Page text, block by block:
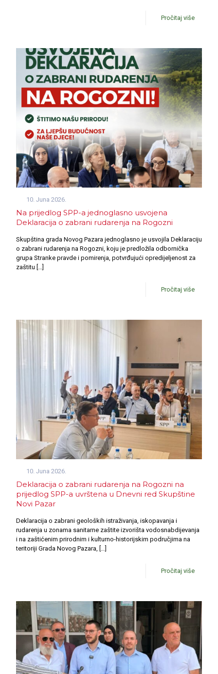
Pročitaj više
10. Juna 2026.
Na prijedlog SPP-a jednoglasno usvojena
Deklaracija o zabrani rudarenja na Rogozni
Skupština grada Novog Pazara jednoglasno je usvojila Deklaraciju
o zabrani rudarenja na Rogozni, koju je predložila odbornička
grupa Stranke pravde i pomirenja, potvrđujući opredijeljenost za
zaštitu […]
Pročitaj više
10. Juna 2026.
Deklaracija o zabrani rudarenja na Rogozni na
prijedlog SPP-a uvrštena u Dnevni red Skupštine
Novi Pazar
Deklaracija o zabrani geoloških istraživanja, iskopavanja i
rudarenja u zonama sanitarne zaštite izvorišta vodosnabdijevanja
i na zaštićenim prirodnim i kulturno-historijskim područjima na
teritoriji Grada Novog Pazara,
Pročitaj više